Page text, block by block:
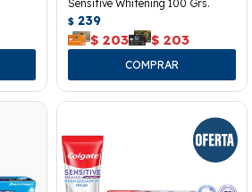
Sensitive Whitening 100 Grs.
$ 239
$ 203 $ 203